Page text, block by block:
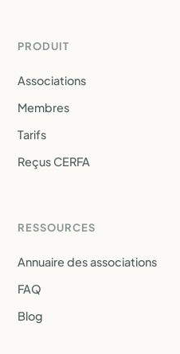
PRODUIT
Associations
Membres
Tarifs
Reçus CERFA
RESSOURCES
Annuaire des associations
FAQ
Blog